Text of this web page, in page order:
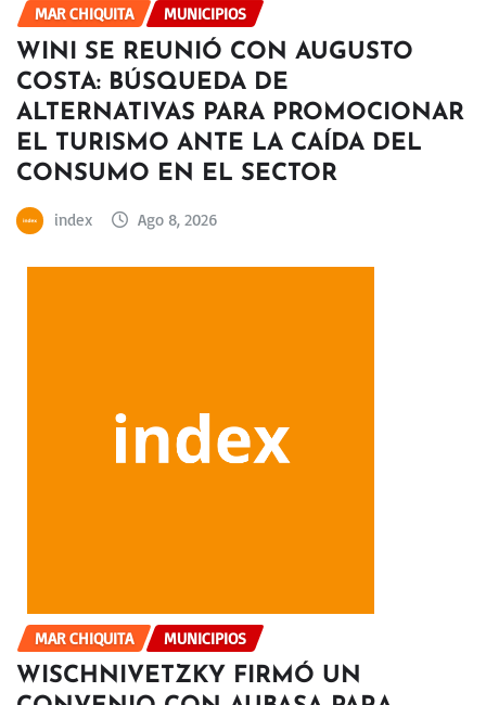
MAR CHIQUITA MUNICIPIOS
WINI SE REUNIÓ CON AUGUSTO
COSTA: BÚSQUEDA DE
ALTERNATIVAS PARA PROMOCIONAR
EL TURISMO ANTE LA CAÍDA DEL
CONSUMO EN EL SECTOR
index Ago 8, 2026
MAR CHIQUITA MUNICIPIOS
WISCHNIVETZKY FIRMÓ UN